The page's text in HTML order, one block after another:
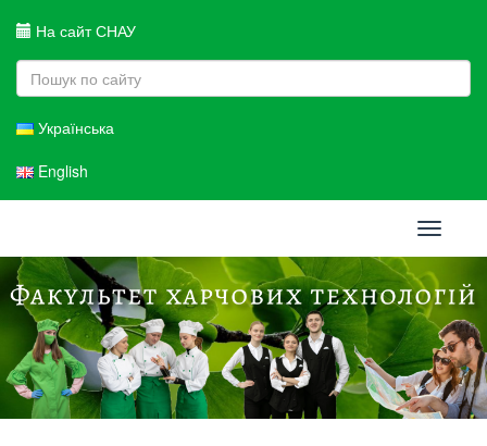
На сайт СНАУ
Українська
English
Toggle